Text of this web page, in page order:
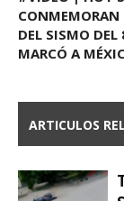
CONMEMORAN
DEL SISMO DEL
MARCÓ A
ARTICULOS